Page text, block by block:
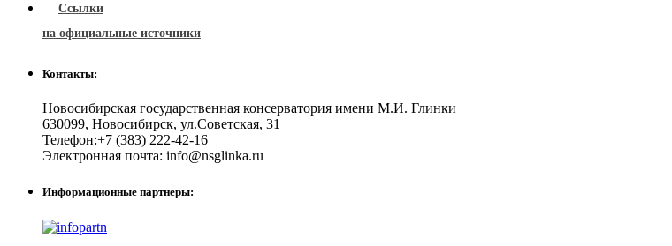
Ссылки
на официальные источники
Контакты:
Новосибирская государственная консерватория имени М.И. Глинки
630099, Новосибирск, ул.Советская, 31
Телефон:+7 (383) 222-42-16
Электронная почта: info@nsglinka.ru
Информационные партнеры: